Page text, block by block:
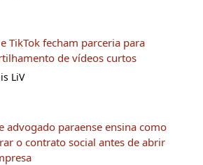
TikTok fecham parceria para
de vídeos curtos
LiV
advogado paraense ensina como
o contrato social antes de abrir